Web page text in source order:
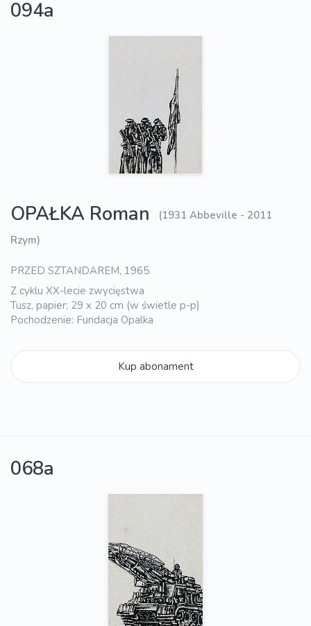
094a
OPAŁKA Roman
(1931 Abbeville - 2011
Rzym)
PRZED SZTANDAREM, 1965
Z cyklu XX-lecie zwycięstwa
Tusz, papier; 29 x 20 cm (w świetle p-p)
Pochodzenie: Fundacja Opalka
Kup abonament
068a